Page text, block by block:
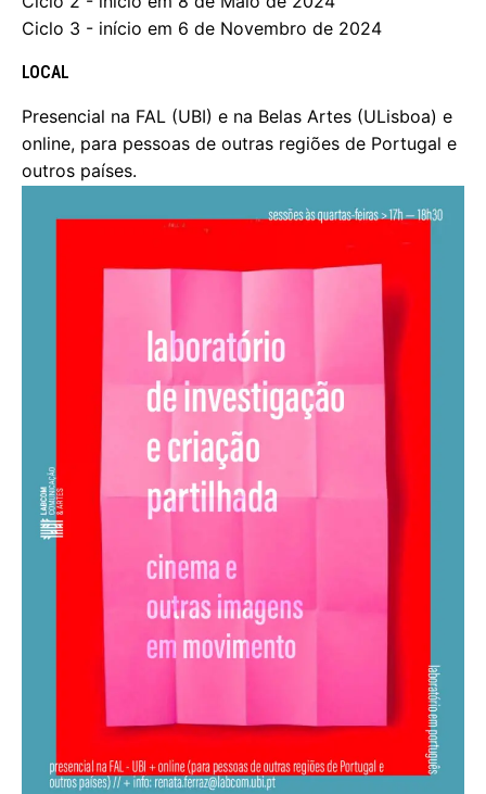
Ciclo 3 - início em 6 de Novembro de 2024
LOCAL
Presencial na FAL (UBI) e na Belas Artes (ULisboa) e
online, para pessoas de outras regiões de Portugal e
outros países.